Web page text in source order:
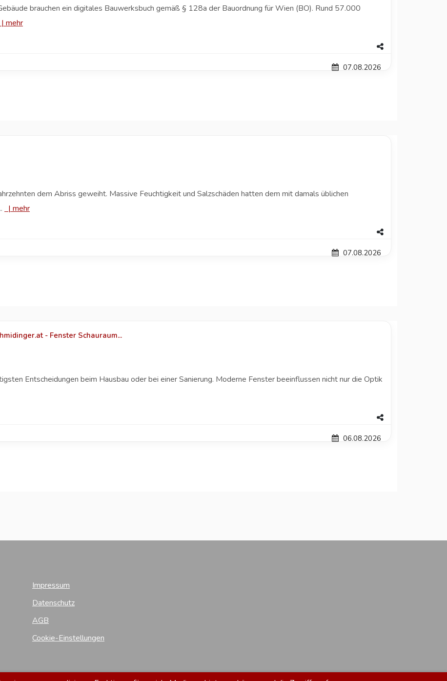
brauchen ein digitales Bauwerksbuch gemäß § 128a der Bauordnung für Wien (BO). Rund 57.000
| mehr
07.08.2026
dem Abriss geweiht. Massive Feuchtigkeit und Salzschäden hatten dem mit damals üblichen
| mehr
07.08.2026
- Fenster Schauraum...
Entscheidungen beim Hausbau oder bei einer Sanierung. Moderne Fenster beeinflussen nicht nur die Optik
06.08.2026
Impressum
Datenschutz
AGB
Cookie-Einstellungen